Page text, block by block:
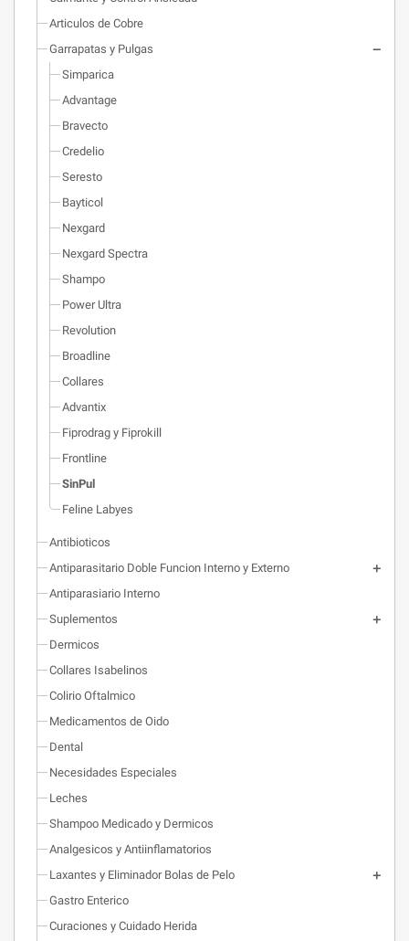
Articulos de Cobre
Garrapatas y Pulgas
Simparica
Advantage
Bravecto
Credelio
Seresto
Bayticol
Nexgard
Nexgard Spectra
Shampo
Power Ultra
Revolution
Broadline
Collares
Advantix
Fiprodrag y Fiprokill
Frontline
SinPul
Feline Labyes
Antibioticos
Antiparasitario Doble Funcion Interno y Externo
Antiparasiario Interno
Suplementos
Dermicos
Collares Isabelinos
Colirio Oftalmico
Medicamentos de Oido
Dental
Necesidades Especiales
Leches
Shampoo Medicado y Dermicos
Analgesicos y Antiinflamatorios
Laxantes y Eliminador Bolas de Pelo
Gastro Enterico
Curaciones y Cuidado Herida